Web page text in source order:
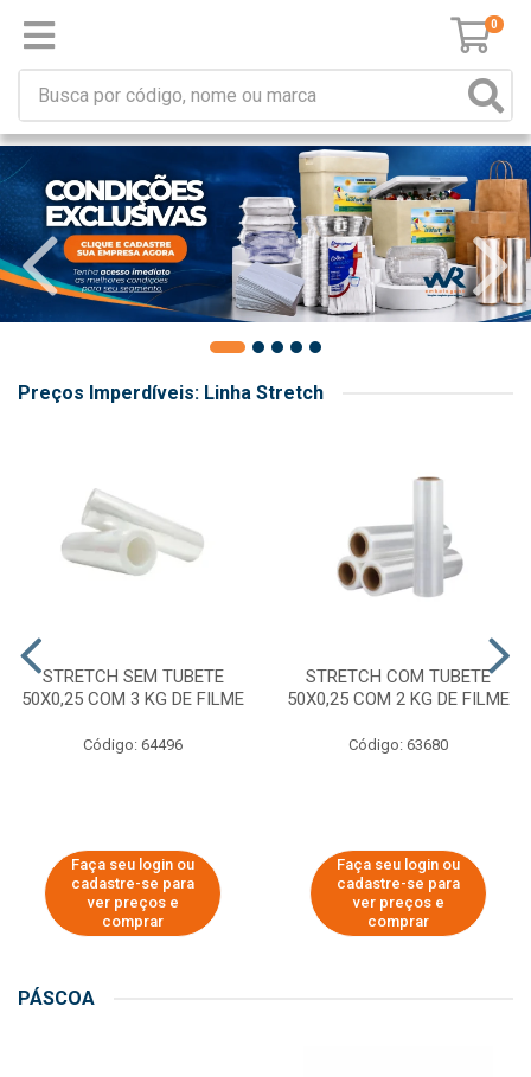
0
Preços Imperdíveis: Linha Stretch
STRETCH SEM TUBETE
50X0,25 COM 3 KG DE FILME
Código: 64496
Faça seu login ou
cadastre-se para
ver preços e
comprar
STRETCH COM TUBETE
50X0,25 COM 2 KG DE FILME
Código: 63680
Faça seu login ou
cadastre-se para
ver preços e
comprar
PÁSCOA